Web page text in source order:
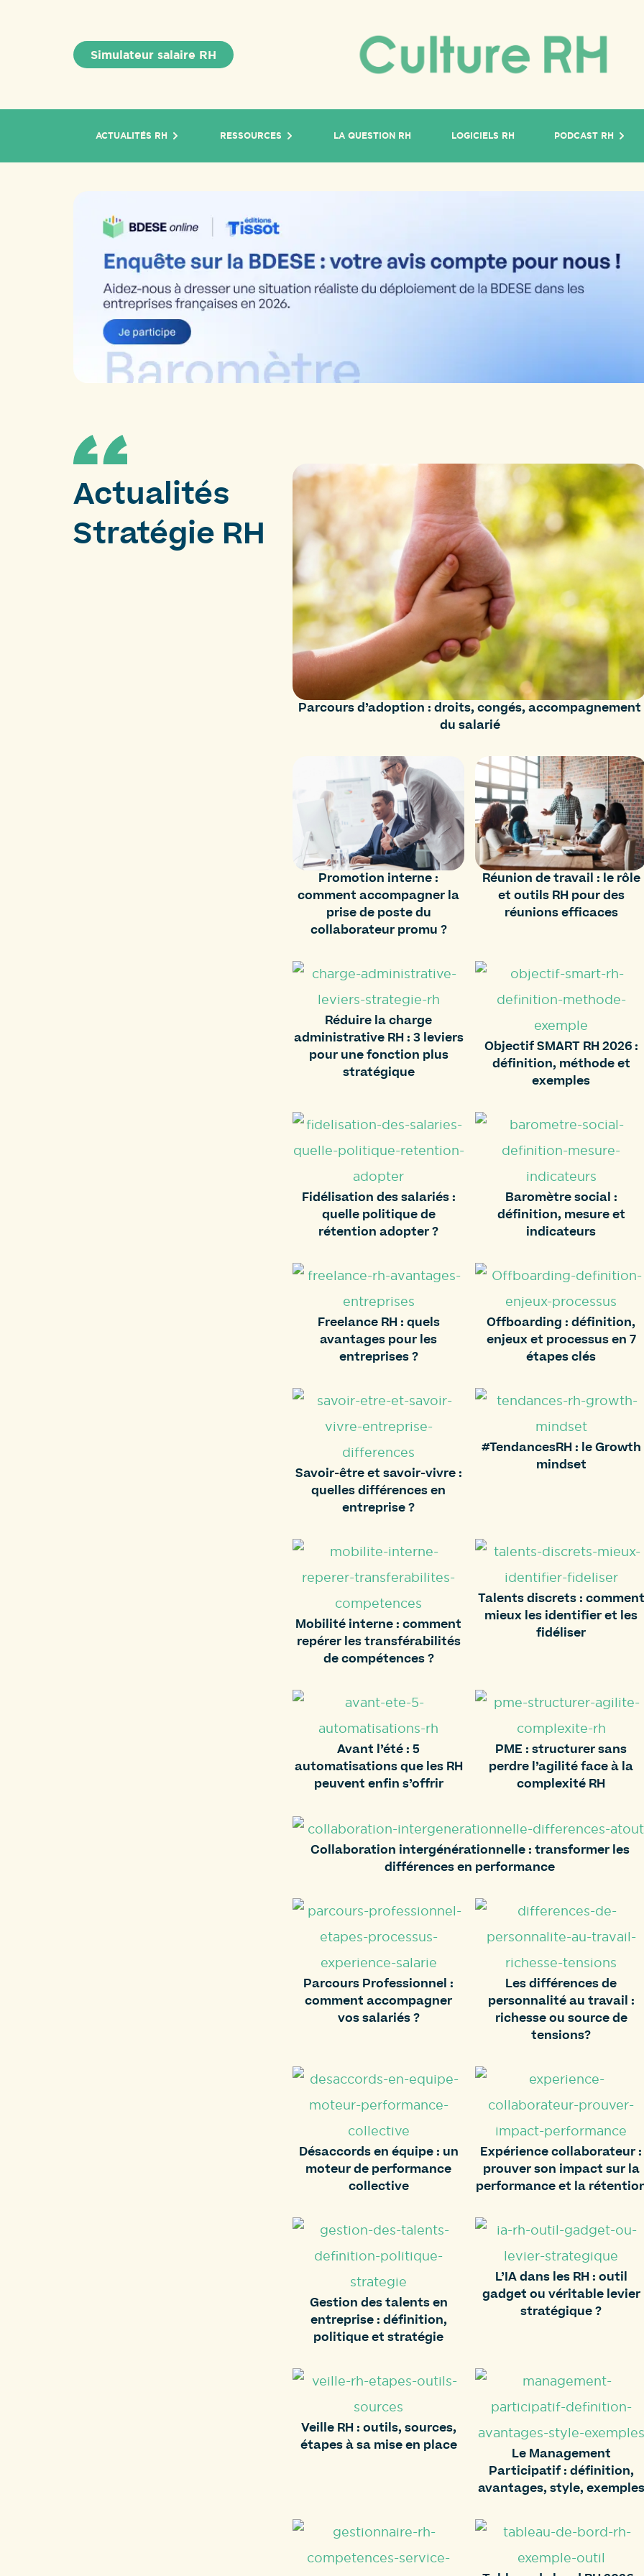
Simulateur salaire RH
ACTUALITÉS RH RESSOURCES LA QUESTION RH LOGICIELS RH PODCAST RH
Actualités
Stratégie RH
Parcours d’adoption : droits, congés, accompagnement
du salarié
Promotion interne :
comment accompagner la
prise de poste du
collaborateur promu ?
Réunion de travail : le rôle
et outils RH pour des
réunions efficaces
Réduire la charge
administrative RH : 3 leviers
pour une fonction plus
stratégique
Objectif SMART RH 2026 :
définition, méthode et
exemples
Fidélisation des salariés :
quelle politique de
rétention adopter ?
Baromètre social :
définition, mesure et
indicateurs
Freelance RH : quels
avantages pour les
entreprises ?
Offboarding : définition,
enjeux et processus en 7
étapes clés
Savoir-être et savoir-vivre :
quelles différences en
entreprise ?
#TendancesRH : le Growth
mindset
Mobilité interne : comment
repérer les transférabilités
de compétences ?
Talents discrets : comment
mieux les identifier et les
fidéliser
Avant l’été : 5
automatisations que les RH
peuvent enfin s’offrir
PME : structurer sans
perdre l’agilité face à la
complexité RH
Collaboration intergénérationnelle : transformer les
différences en performance
Parcours Professionnel :
comment accompagner
vos salariés ?
Les différences de
personnalité au travail :
richesse ou source de
tensions?
Désaccords en équipe : un
moteur de performance
collective
Expérience collaborateur :
prouver son impact sur la
performance et la
Gestion des talents en
entreprise : définition,
politique et stratégie
L’IA dans les RH : outil
gadget ou véritable levier
stratégique ?
Veille RH : outils, sources,
étapes à sa mise en place
Le Management
Participatif : définition,
avantages, style, exemples